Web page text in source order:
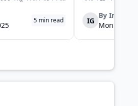
भारत में अंतिम‑मील
मा...
5 min read
बढ़ाने की योजना बना
में अपने आफ्टरमार्केट ...
IG
By
Mon Dec